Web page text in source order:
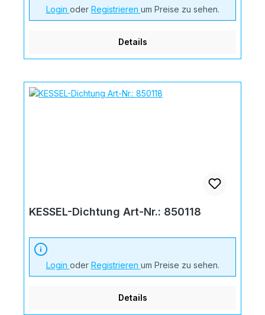
Login oder Registrieren um Preise zu sehen.
Details
KESSEL-Dichtung Art-Nr.: 850118
Login oder Registrieren um Preise zu sehen.
Details